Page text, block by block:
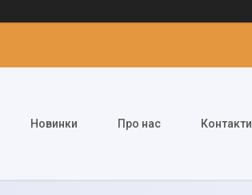
Новинки Про нас Контакти